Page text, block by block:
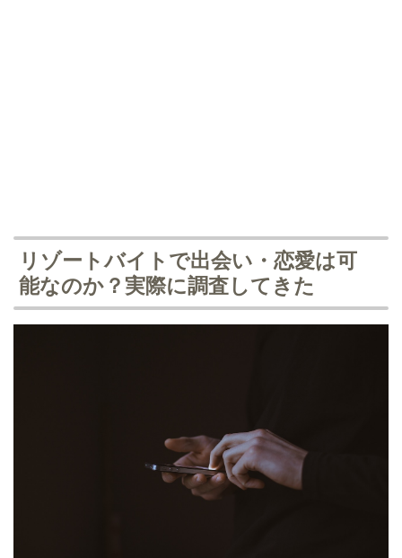
リゾートバイトで出会い・恋愛は可
能なのか？実際に調査してきた